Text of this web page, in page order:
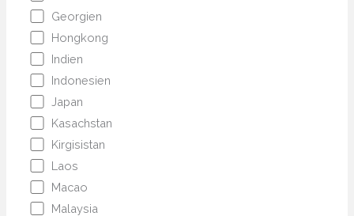
Georgien
Hongkong
Indien
Indonesien
Japan
Kasachstan
Kirgisistan
Laos
Macao
Malaysia